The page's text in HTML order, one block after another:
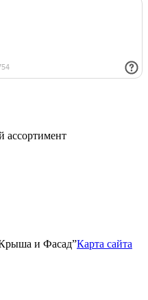
и Фасад”Карта сайта